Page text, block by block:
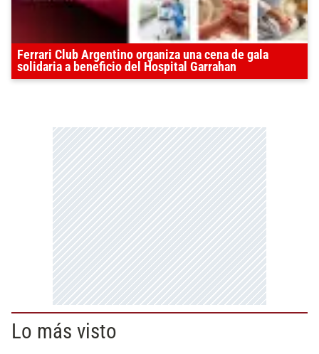
Ferrari Club Argentino organiza una cena de gala
solidaria a beneficio del Hospital Garrahan
Lo más visto